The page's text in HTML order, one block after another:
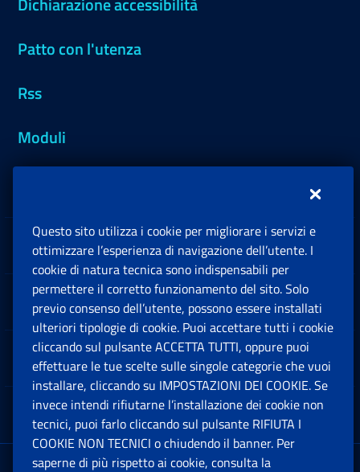
Patto con l'utenza
Rss
Moduli
Sedi e Contatti
Software
Note Legali
App mobile
Questo sito utilizza i cookie per migliorare i servizi e
ottimizzare l’esperienza di navigazione dell’utente. I
cookie di natura tecnica sono indispensabili per
permettere il corretto funzionamento del sito. Solo
previo consenso dell’utente, possono essere installati
ulteriori tipologie di cookie. Puoi accettare tutti i cookie
cliccando sul pulsante ACCETTA TUTTI, oppure puoi
effettuare le tue scelte sulle singole categorie che vuoi
installare, cliccando su IMPOSTAZIONI DEI COOKIE. Se
invece intendi rifiutarne l’installazione dei cookie non
tecnici, puoi farlo cliccando sul pulsante RIFIUTA I
COOKIE NON TECNICI o chiudendo il banner. Per
saperne di più rispetto ai cookie, consulta la